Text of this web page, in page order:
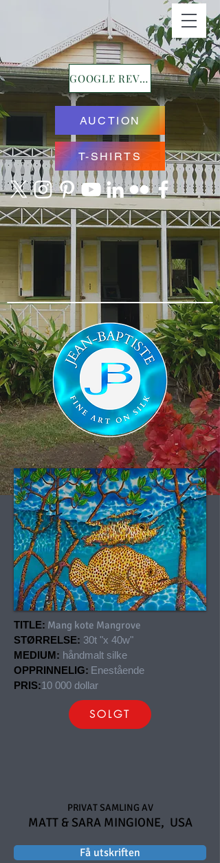
GOOGLE REVIEWS
AUCTION
T-SHIRTS
TITLE: Mang kote Mangrove
STØRRELSE: 30t "x 40w"
MEDIUM: håndmalt silke
OPPRINNELIG: Enestående
PRIS:10 000 dollar
SOLGT
PRIVAT SAMLING AV
MATT & SARA MINGIONE, USA
Få utskriften